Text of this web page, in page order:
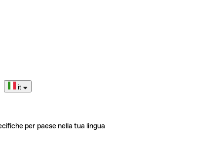
it
per paese nella tua lingua